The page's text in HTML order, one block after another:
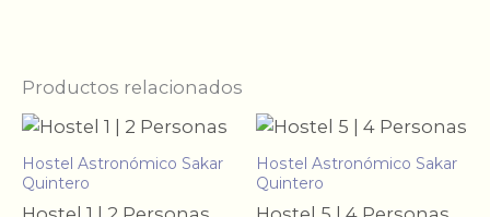
Productos relacionados
Hostel Astronómico Sakar
Quintero
Hostel Astronómico Sakar
Quintero